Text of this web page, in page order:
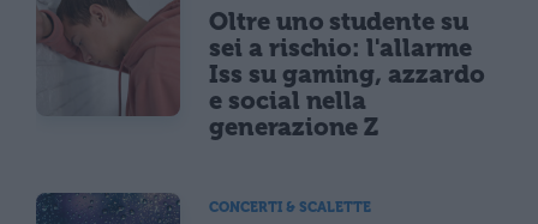
Oltre uno studente su
sei a rischio: l'allarme
Iss su gaming, azzardo
e social nella
generazione Z
CONCERTI & SCALETTE